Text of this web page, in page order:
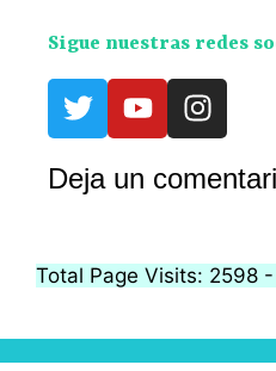
Sigue nuestras redes
Deja un
Total Page Visits: 2598